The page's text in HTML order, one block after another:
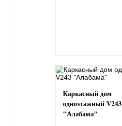
Каркасный дом
одноэтажный V243
"Алабама"